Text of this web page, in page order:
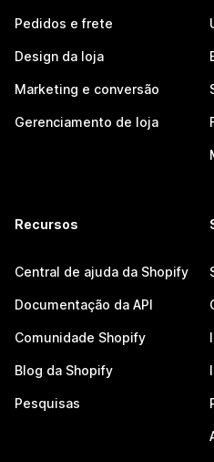
Pedidos e frete
Design da loja
Marketing e conversão
Gerenciamento de loja
Recursos
Central de ajuda da Shopify
Documentação da API
Comunidade Shopify
Blog da Shopify
Pesquisas